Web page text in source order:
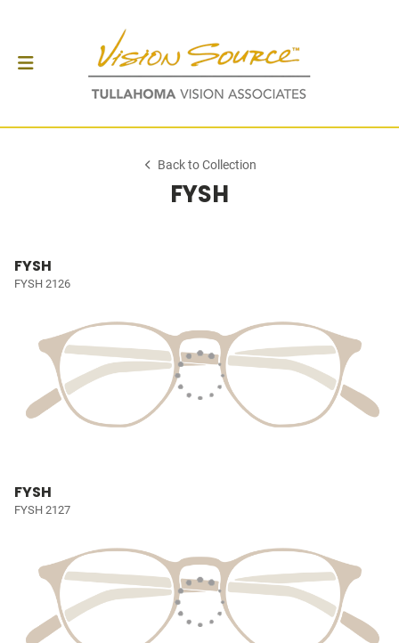
Back to Collection
FYSH
FYSH
FYSH 2126
FYSH
FYSH 2127